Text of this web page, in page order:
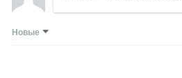
Новые